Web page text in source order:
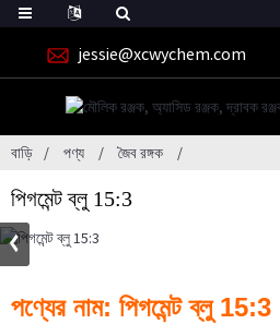
jessie@xcwychem.com
বাড়ি পণ্য জৈব রঙ্গক
পিগমেন্ট ব্লু 15:3
পণ্যের নাম: পিগমেন্ট ব্লু 15:3